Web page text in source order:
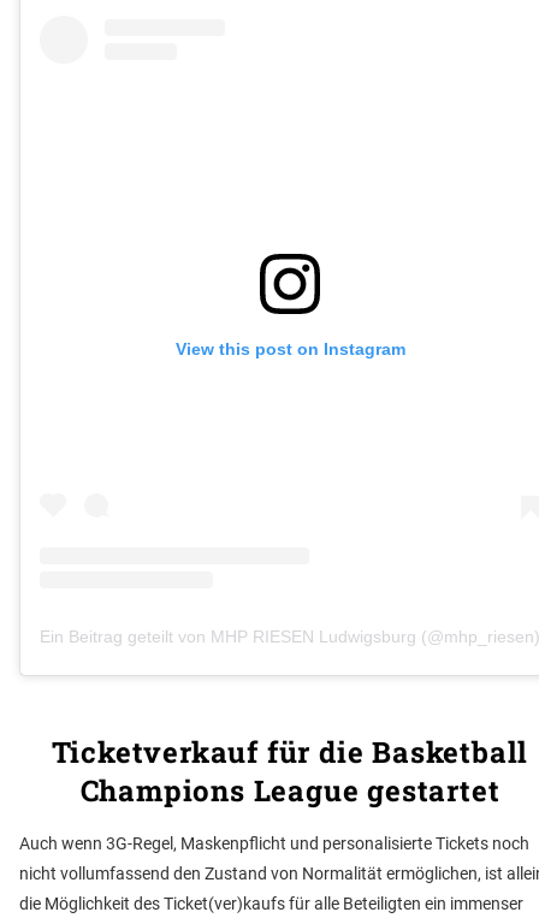
View this post on Instagram
Ein Beitrag geteilt von MHP RIESEN Ludwigsburg (@mhp_riesen)
Ticketverkauf für die Basketball
Champions League gestartet
Auch wenn 3G-Regel, Maskenpflicht und personalisierte Tickets noch
nicht vollumfassend den Zustand von Normalität ermöglichen, ist
die Möglichkeit des Ticket(ver)kaufs für alle Beteiligten ein immenser